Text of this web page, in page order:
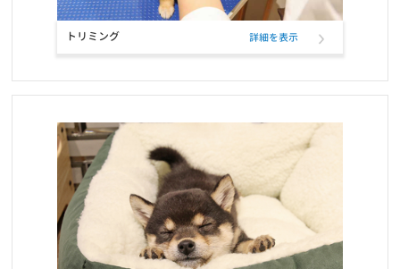
トリミング 詳細を表示